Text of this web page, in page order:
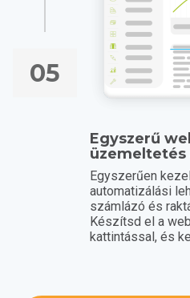
05
Egyszerű
üzemeltetés
Egyszerűen
automatizálási
számlázó és
Készítsd el a
kattintással, és